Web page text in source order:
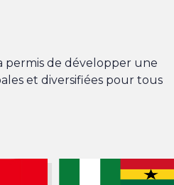
permis de développer une
et diversifiées pour tous